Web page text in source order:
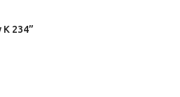
234”